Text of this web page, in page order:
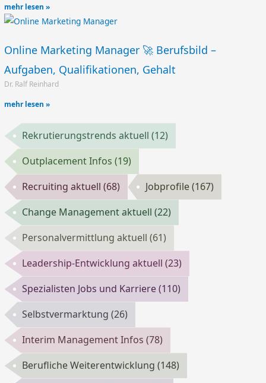
mehr lesen »
Online Marketing Manager 🚀 Berufsbild –
Aufgaben, Qualifikationen, Gehalt
Dr. Ralf Reinhard
mehr lesen »
Rekrutierungstrends aktuell(12)
Outplacement Infos(19)
Recruiting aktuell(68) Jobprofile(167)
Change Management aktuell(22)
Personalvermittlung aktuell(61)
Leadership-Entwicklung aktuell(23)
Spezialisten Jobs und Karriere(110)
Selbstvermarktung(26)
Interim Management Infos(78)
Berufliche Weiterentwicklung(148)